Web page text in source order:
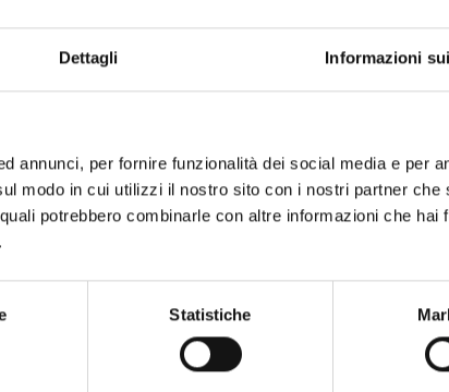
Dettagli Informazioni
annunci, per fornire funzionalità dei social media e per
modo in cui utilizzi il nostro sito con i nostri partner che
potrebbero combinarle con altre informazioni che hai
Statistiche
Al punto che il dispiacere di un sistema
alle neuroscienze affettive (rivolte allo studio di
la presenza di un ospite illustre, Jaan
spiega lo spazio dedicato alle dipendenze,
alimentari, internet addiction,
teorica, la preoccupante espansione di un
a registrare ed elencare. Tout se tient.
Gallese, quest’anno la Spi ha deciso di
(molto divertente la sua intervista sul sito
anche Panksepp e il Dsm-5.
con diversivi potenti, talora socialmente
stati dissociativi prendono il sopravvento e